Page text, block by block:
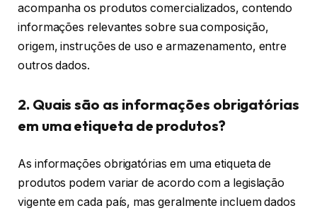
acompanha os produtos comercializados, contendo
informações relevantes sobre sua composição,
origem, instruções de uso e armazenamento, entre
outros dados.
2. Quais são as informações obrigatórias
em uma etiqueta de produtos?
As informações obrigatórias em uma etiqueta de
produtos podem variar de acordo com a legislação
vigente em cada país, mas geralmente incluem dados